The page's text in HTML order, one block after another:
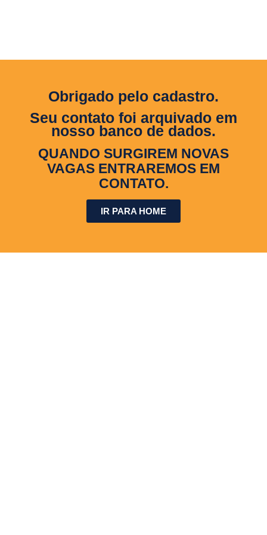
Obrigado pelo cadastro.
Seu contato foi arquivado em
nosso banco de dados.
QUANDO SURGIREM NOVAS
VAGAS ENTRAREMOS EM
CONTATO.
IR PARA HOME